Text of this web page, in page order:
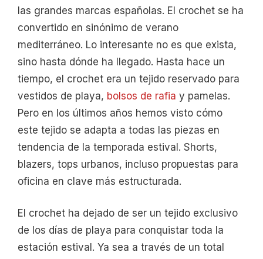
las grandes marcas españolas. El crochet se ha
convertido en sinónimo de verano
mediterráneo. Lo interesante no es que exista,
sino hasta dónde ha llegado. Hasta hace un
tiempo, el crochet era un tejido reservado para
vestidos de playa, bolsos de rafia y pamelas.
Pero en los últimos años hemos visto cómo
este tejido se adapta a todas las piezas en
tendencia de la temporada estival. Shorts,
blazers, tops urbanos, incluso propuestas para
oficina en clave más estructurada.
El crochet ha dejado de ser un tejido exclusivo
de los días de playa para conquistar toda la
estación estival. Ya sea a través de un total